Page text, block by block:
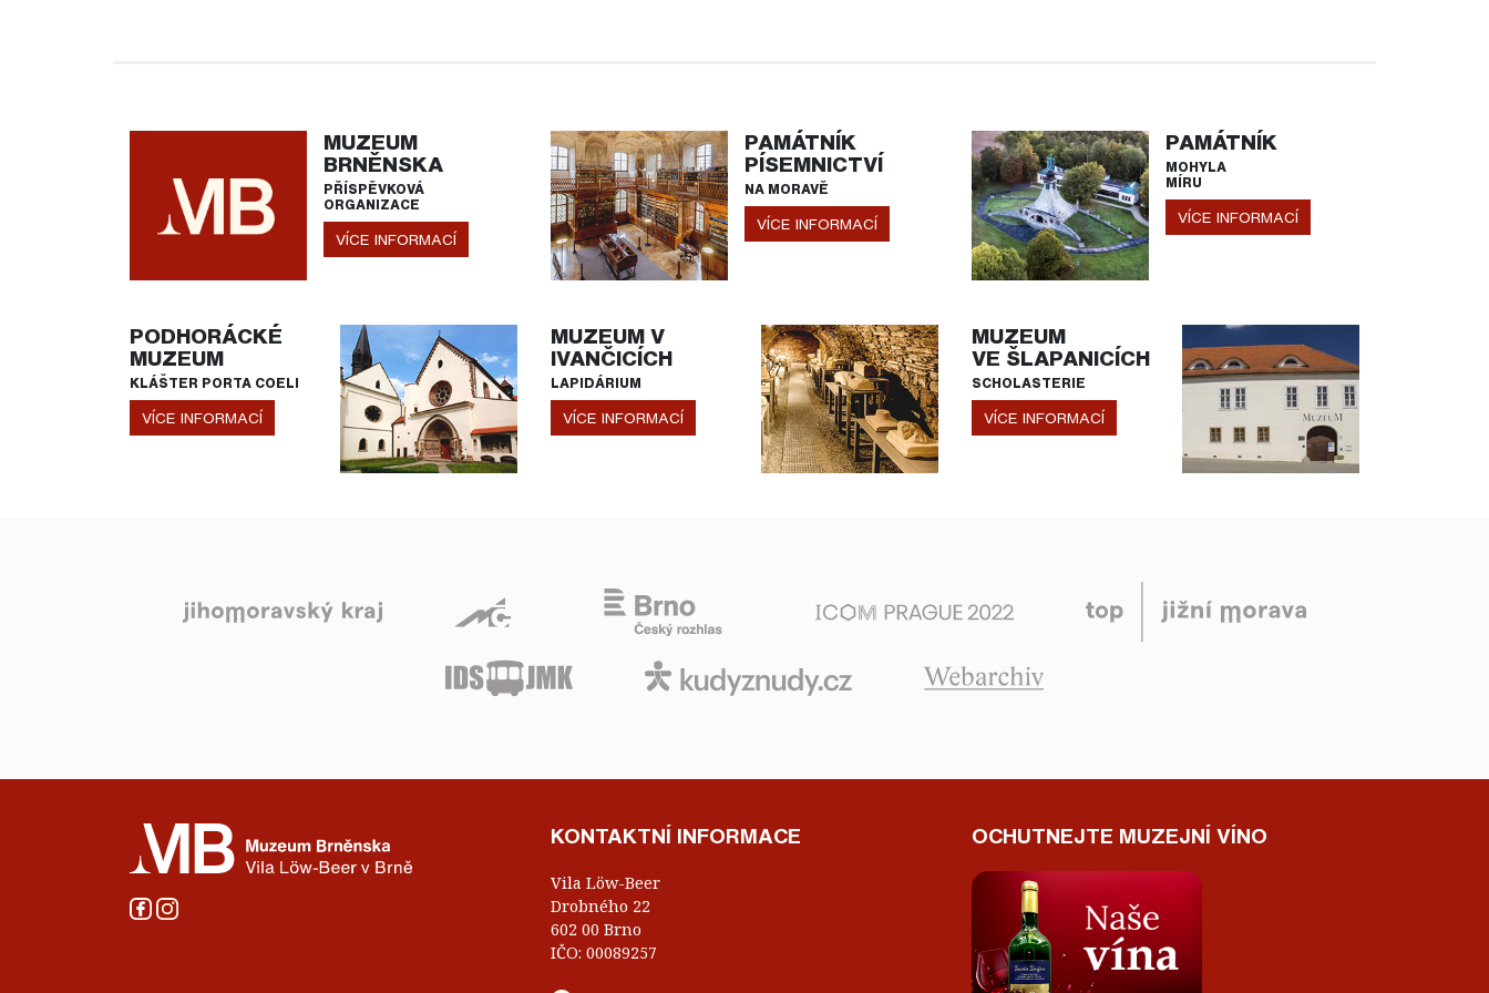
MUZEUM
BRNĚNSKA
PŘÍSPĚVKOVÁ
ORGANIZACE
VÍCE INFORMACÍ
PAMÁTNÍK
PÍSEMNICTVÍ
NA MORAVĚ
VÍCE INFORMACÍ
PAMÁTNÍK
MOHYLA
MÍRU
VÍCE INFORMACÍ
PODHORÁCKÉ
MUZEUM
KLÁŠTER PORTA COELI
VÍCE INFORMACÍ
MUZEUM V
IVANČICÍCH
LAPIDÁRIUM
VÍCE INFORMACÍ
MUZEUM
VE ŠLAPANICÍCH
SCHOLASTERIE
VÍCE INFORMACÍ
KONTAKTNÍ INFORMACE
Vila Löw-Beer
Drobného 22
602 00 Brno
IČO: 00089257
OCHUTNEJTE MUZEJNÍ VÍNO